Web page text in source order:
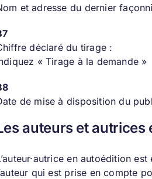
et adresse du dernier
déclaré du tirage :
« Tirage à la demande »
de mise à disposition du
auteurs et autrices
en autoédition
qui est prise en compte